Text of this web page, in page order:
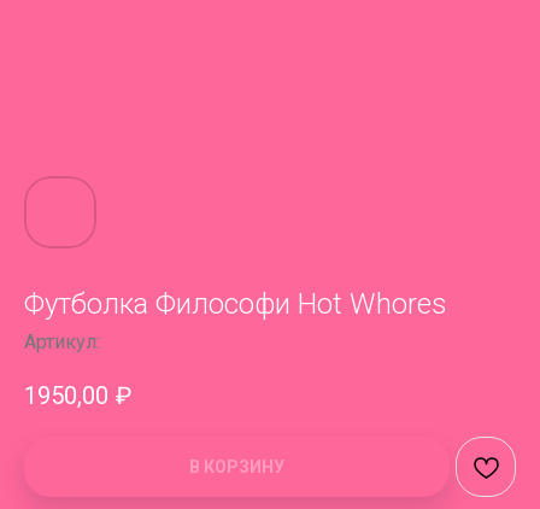
Футболка Философи Hot Whores
Артикул:
1950,00 ₽
В КОРЗИНУ